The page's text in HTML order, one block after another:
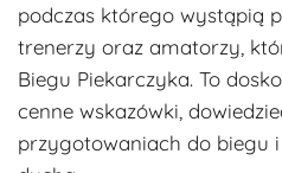
podczas którego wystąpią
trenerzy oraz amatorzy,
Biegu Piekarczyka. To
cenne wskazówki,
przygotowaniach do biegu